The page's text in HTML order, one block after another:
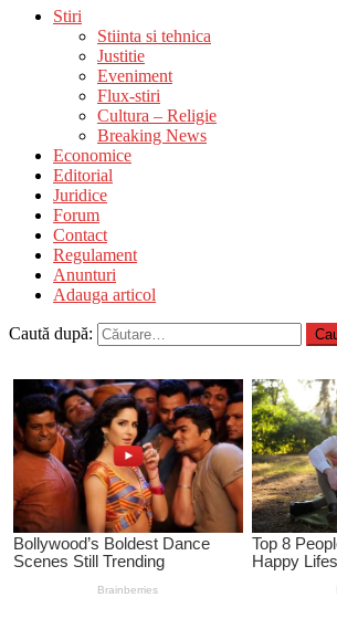
Stiri
Stiinta si tehnica
Justitie
Eveniment
Flux-stiri
Cultura – Religie
Breaking News
Economice
Editorial
Juridice
Forum
Contact
Regulament
Anunturi
Adauga articol
Caută după: